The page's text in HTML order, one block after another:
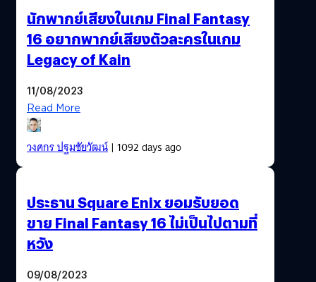
นักพากย์เสียงในเกม Final Fantasy
16 อยากพากย์เสียงตัวละครในเกม
Legacy of Kain
11/08/2023
Read More
วงศกร ปฐมชัยวัฒน์| 1092 days ago
ประธาน Square Enix ยอมรับยอด
ขาย Final Fantasy 16 ไม่เป็นไปตามที่
หวัง
09/08/2023